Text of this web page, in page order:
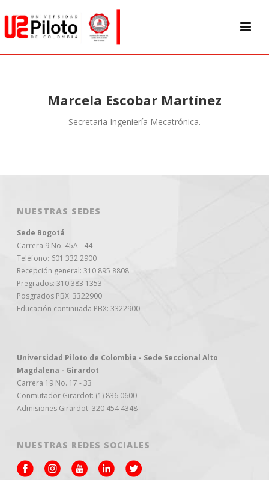
Marcela Escobar Martínez
Secretaria Ingeniería Mecatrónica.
NUESTRAS SEDES
Sede Bogotá
Carrera 9 No. 45A - 44
Teléfono: 601 332 2900
Recepción general: 310 895 8808
Pregrados: 310 383 1353
Posgrados PBX: 3322900
Educación continuada PBX: 3322900
Universidad Piloto de Colombia - Sede Seccional Alto
Magdalena - Girardot
Carrera 19 No. 17 - 33
Conmutador Girardot: (1) 836 0600
Admisiones Girardot: 320 454 4348
NUESTRAS REDES SOCIALES